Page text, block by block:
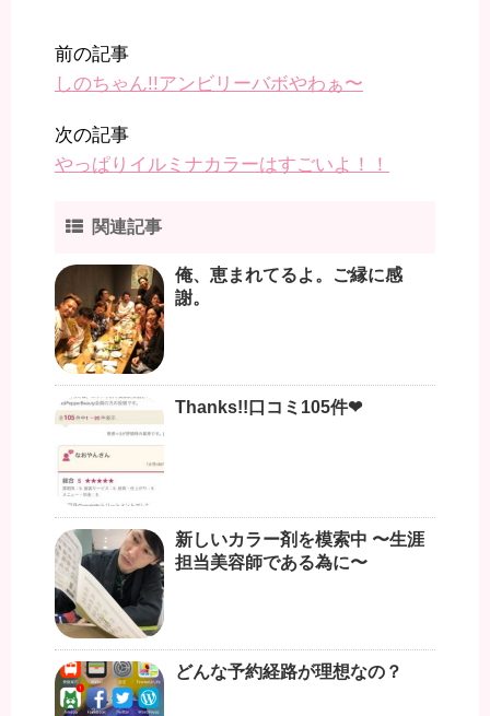
前の記事
しのちゃん!!アンビリーバボやわぁ〜
次の記事
やっぱりイルミナカラーはすごいよ！！
関連記事
俺、恵まれてるよ。ご縁に感
謝。
Thanks!!口コミ105件❤︎
新しいカラー剤を模索中 〜生涯
担当美容師である為に〜
どんな予約経路が理想なの？